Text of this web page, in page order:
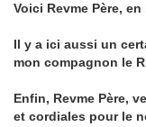
Voici Revme Père,
Il y a ici aussi un
mon compagnon le
Enfin, Revme Père,
et cordiales pour le